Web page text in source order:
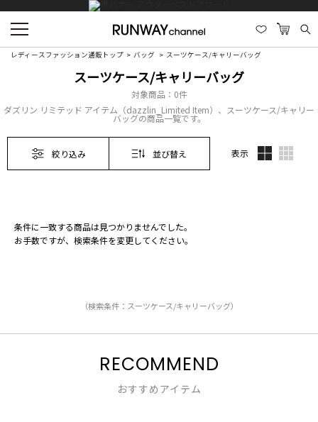
レディースファッション通販トップ バッグ スーツケース/キャリーバッグ
スーツケース/キャリーバッグ
対象商品： 0件
ダズリン リミテッド アイテム（dazzlin_Limited Item）、スーツケース/キャリー
バッグの商品一覧です。
絞り込み 並び替え 表示
条件に一致する商品は見つかりませんでした。
お手数ですが、検索条件を変更してください。
（検索条件：スーツケース/キャリーバッグ）
RECOMMEND
おすすめアイテム